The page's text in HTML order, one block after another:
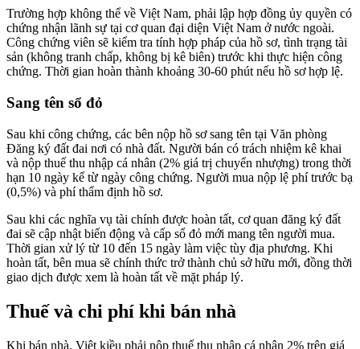
Trường hợp không thể về Việt Nam, phải lập hợp đồng ủy quyền có
chứng nhận lãnh sự tại cơ quan đại diện Việt Nam ở nước ngoài.
Công chứng viên sẽ kiểm tra tính hợp pháp của hồ sơ, tình trạng tài
sản (không tranh chấp, không bị kê biên) trước khi thực hiện công
chứng. Thời gian hoàn thành khoảng 30-60 phút nếu hồ sơ hợp lệ.
Sang tên sổ đỏ
Sau khi công chứng, các bên nộp hồ sơ sang tên tại Văn phòng
Đăng ký đất đai nơi có nhà đất. Người bán có trách nhiệm kê khai
và nộp thuế thu nhập cá nhân (2% giá trị chuyển nhượng) trong thời
hạn 10 ngày kể từ ngày công chứng. Người mua nộp lệ phí trước bạ
(0,5%) và phí thẩm định hồ sơ.
Sau khi các nghĩa vụ tài chính được hoàn tất, cơ quan đăng ký đất
đai sẽ cập nhật biến động và cấp sổ đỏ mới mang tên người mua.
Thời gian xử lý từ 10 đến 15 ngày làm việc tùy địa phương. Khi
hoàn tất, bên mua sẽ chính thức trở thành chủ sở hữu mới, đồng thời
giao dịch được xem là hoàn tất về mặt pháp lý.
Thuế và chi phí khi bán nhà
Khi bán nhà, Việt kiều phải nộp thuế thu nhập cá nhân 2% trên giá